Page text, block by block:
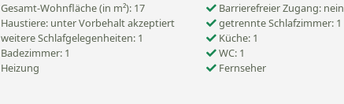
Gesamt-Wohnfläche (in m²): 17
Barrierefreier Zugang: nein
Haustiere: unter Vorbehalt akzeptiert
getrennte Schlafzimmer: 1
weitere Schlafgelegenheiten: 1
Küche: 1
Badezimmer: 1
WC: 1
Heizung
Fernseher